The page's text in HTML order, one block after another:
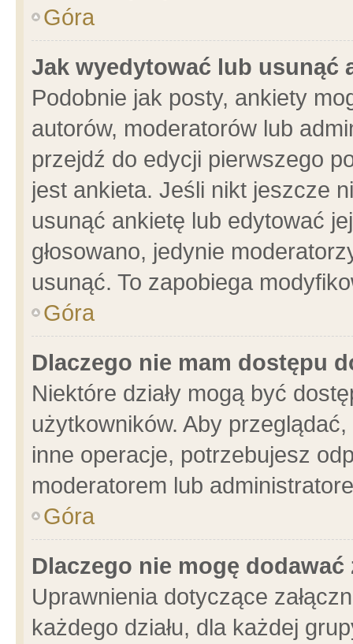
Góra
Jak wyedytować lub usunąć
Podobnie jak posty, ankiety
autorów, moderatorów lub
przejdź do edycji pierwszego
jest ankieta. Jeśli nikt jeszcze
usunąć ankietę lub edytować
głosowano, jedynie
usunąć. To zapobiega
Góra
Dlaczego nie mam dostępu
Niektóre działy mogą być
użytkowników. Aby
inne operacje, potrzebujesz
moderatorem lub
Góra
Dlaczego nie mogę dodawać
Uprawnienia dotyczące
każdego działu, dla każdej